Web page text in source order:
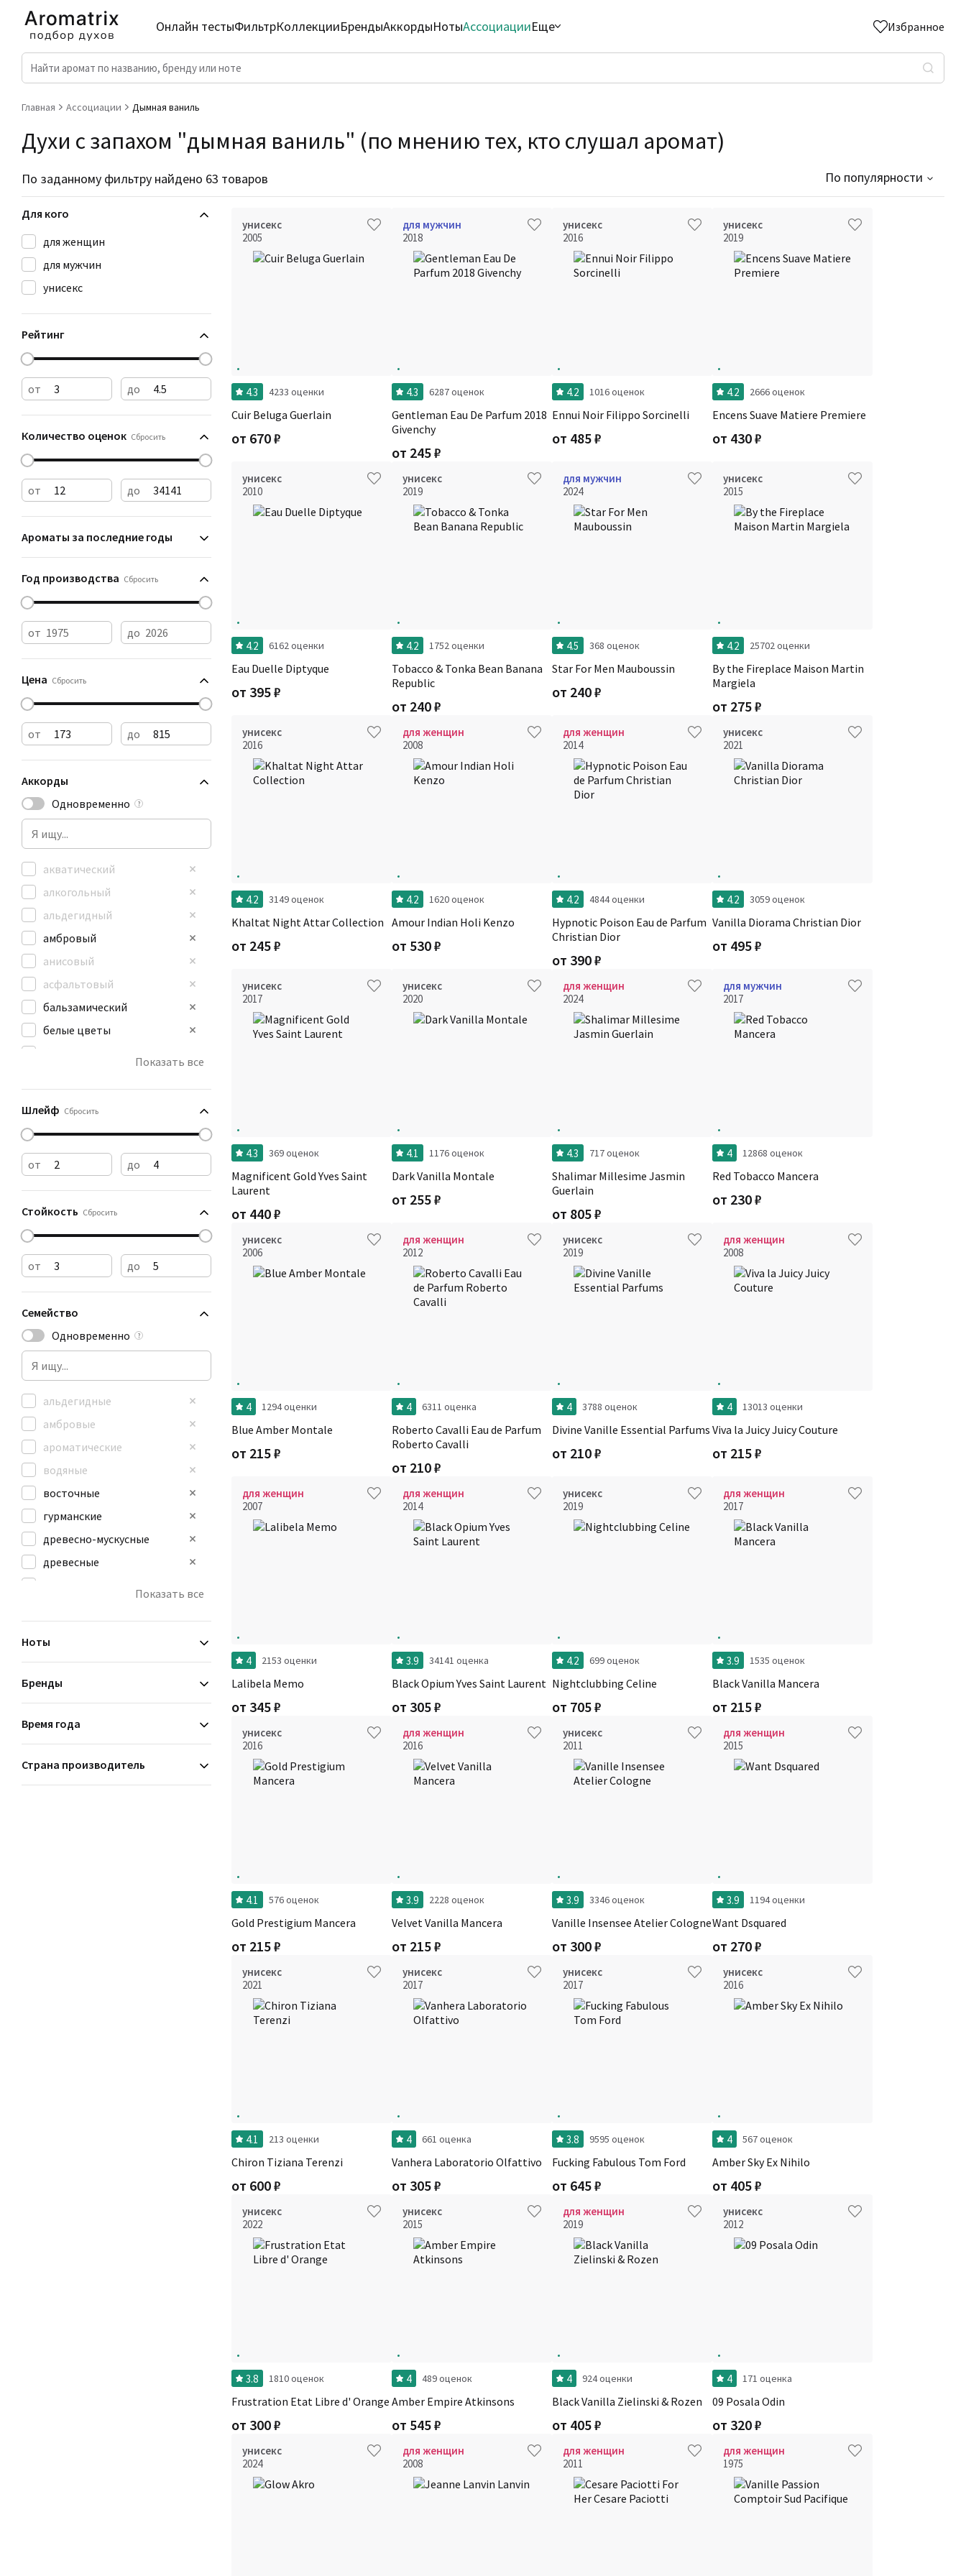
Онлайн тестыФильтрКоллекцииБрендыАккордыНотыАссоциацииЕще Избранное
Главная Ассоциации Дымная ваниль
Духи с запахом "дымная ваниль" (по мнению тех, кто слушал аромат)
По заданному фильтру найдено 63 товаров По популярности
Для кого
для женщин
для мужчин
унисекс
Рейтинг
от до
Количество оценок Сбросить
от до
Ароматы за последние годы
Год производства Сбросить
от до
Цена Сбросить
от до
Аккорды
Одновременно
?
акватический
алкогольный
альдегидный
амбровый
анисовый
асфальтовый
бальзамический
белые цветы
Показать все
Шлейф Сбросить
от до
Стойкость Сбросить
от до
Семейство
Одновременно
?
альдегидные
амбровые
ароматические
водяные
восточные
гурманские
древесно-мускусные
древесные
Показать все
Ноты
Бренды
Время года
Страна производитель
унисекс
2005
4.3 4233 оценки
Cuir Beluga Guerlain
от 670₽
для мужчин
2018
4.3 6287 оценок
Gentleman Eau De Parfum 2018
Givenchy
от 245₽
унисекс
2016
4.2 1016 оценок
Ennui Noir Filippo Sorcinelli
от 485₽
унисекс
2019
4.2 2666 оценок
Encens Suave Matiere Premiere
от 430₽
унисекс
2010
4.2 6162 оценки
Eau Duelle Diptyque
от 395₽
унисекс
2019
4.2 1752 оценки
Tobacco & Tonka Bean Banana
Republic
от 240₽
для мужчин
2024
4.5 368 оценок
Star For Men Mauboussin
от 240₽
унисекс
2015
4.2 25702 оценки
By the Fireplace Maison Martin
Margiela
от 275₽
унисекс
2016
4.2 3149 оценок
Khaltat Night Attar Collection
от 245₽
для женщин
2008
4.2 1620 оценок
Amour Indian Holi Kenzo
от 530₽
для женщин
2014
4.2 4844 оценки
Hypnotic Poison Eau de Parfum
Christian Dior
от 390₽
унисекс
2021
4.2 3059 оценок
Vanilla Diorama Christian Dior
от 495₽
унисекс
2017
4.3 369 оценок
Magnificent Gold Yves Saint
Laurent
от 440₽
унисекс
2020
4.1 1176 оценок
Dark Vanilla Montale
от 255₽
для женщин
2024
4.3 717 оценок
Shalimar Millesime Jasmin
Guerlain
от 805₽
для мужчин
2017
4 12868 оценок
Red Tobacco Mancera
от 230₽
унисекс
2006
4 1294 оценки
Blue Amber Montale
от 215₽
для женщин
2012
4 6311 оценка
Roberto Cavalli Eau de Parfum
Roberto Cavalli
от 210₽
унисекс
2019
4 3788 оценок
Divine Vanille Essential Parfums
от 210₽
для женщин
2008
4 13013 оценки
Viva la Juicy Juicy Couture
от 215₽
для женщин
2007
4 2153 оценки
Lalibela Memo
от 345₽
для женщин
2014
3.9 34141 оценка
Black Opium Yves Saint Laurent
от 305₽
унисекс
2019
4.2 699 оценок
Nightclubbing Celine
от 705₽
для женщин
2017
3.9 1535 оценок
Black Vanilla Mancera
от 215₽
унисекс
2016
4.1 576 оценок
Gold Prestigium Mancera
от 215₽
для женщин
2016
3.9 2228 оценок
Velvet Vanilla Mancera
от 215₽
унисекс
2011
3.9 3346 оценок
Vanille Insensee Atelier Cologne
от 300₽
для женщин
2015
3.9 1194 оценки
Want Dsquared
от 270₽
унисекс
2021
4.1 213 оценки
Chiron Tiziana Terenzi
от 600₽
унисекс
2017
4 661 оценка
Vanhera Laboratorio Olfattivo
от 305₽
унисекс
2017
3.8 9595 оценок
Fucking Fabulous Tom Ford
от 645₽
унисекс
2016
4 567 оценок
Amber Sky Ex Nihilo
от 405₽
унисекс
2022
3.8 1810 оценок
Frustration Etat Libre d' Orange
от 300₽
унисекс
2015
4 489 оценок
Amber Empire Atkinsons
от 545₽
для женщин
2019
4 924 оценки
Black Vanilla Zielinski & Rozen
от 405₽
унисекс
2012
4 171 оценка
09 Posala Odin
от 320₽
унисекс
2024
для женщин
2008
для женщин
2011
для женщин
1975